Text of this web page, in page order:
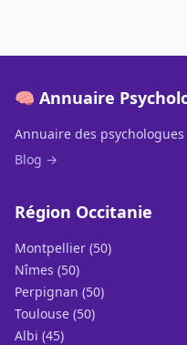
🧠 Annuaire
Annuaire des psychologues
Blog →
Région Occitanie
Montpellier (50)
Nîmes (50)
Perpignan (50)
Toulouse (50)
Albi (45)